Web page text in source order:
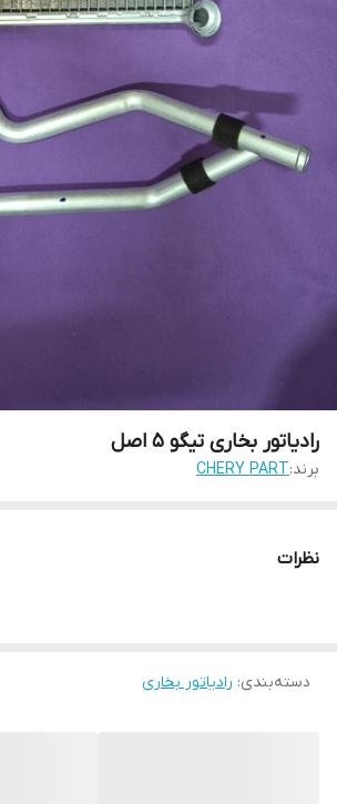
رادیاتور بخاری تیگو ۵ اصل
برند:CHERY PART
نظرات
دسته‌بندی: رادیاتور بخاری